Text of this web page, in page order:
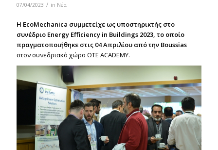
07/04/2023 / in Νέα
H EcoMechanica συμμετείχε ως υποστηρικτής στο
συνέδριο Energy Efficiency in Buildings 2023, το οποίο
πραγματοποιήθηκε στις 04 Απριλίου από την Boussias
στον συνεδριακό χώρο OTE ACADEMY.